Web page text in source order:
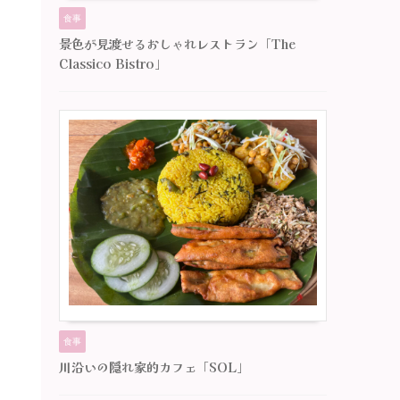
食事
景色が見渡せるおしゃれレストラン「The
Classico Bistro」
食事
川沿いの隠れ家的カフェ「SOL」